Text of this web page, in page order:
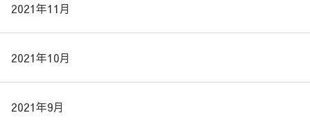
2021年11月
2021年10月
2021年9月